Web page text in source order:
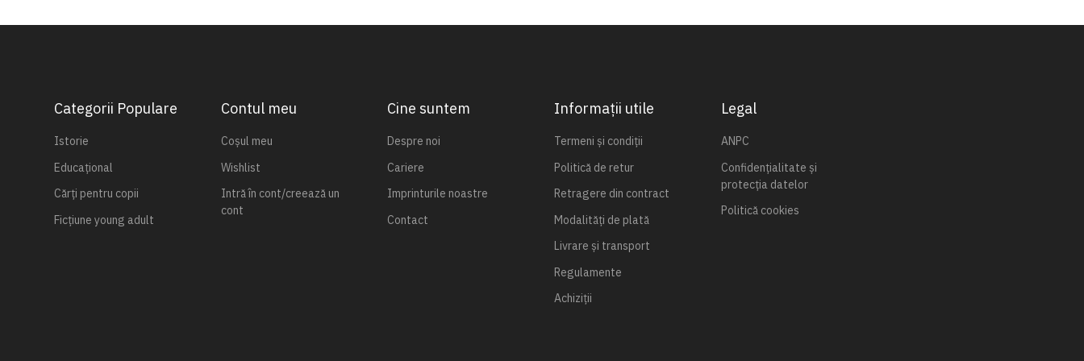
Categorii Populare
Istorie
Educațional
Cărți pentru copii
Ficțiune young adult
Contul meu
Coșul meu
Wishlist
Intră în cont/creează un
cont
Cine suntem
Despre noi
Cariere
Imprinturile noastre
Contact
Informații utile
Termeni și condiții
Politică de retur
Retragere din contract
Modalități de plată
Livrare și transport
Regulamente
Achiziții
Legal
ANPC
Confidențialitate și
protecția datelor
Politică cookies